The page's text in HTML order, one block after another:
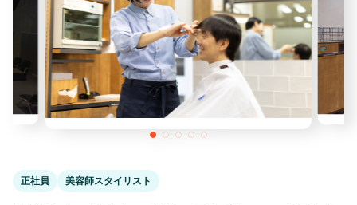
正社員 美容師スタイリスト